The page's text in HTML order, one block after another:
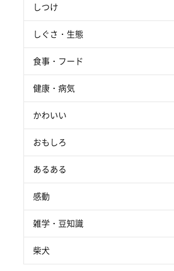
しつけ
しぐさ・生態
食事・フード
健康・病気
かわいい
おもしろ
あるある
感動
雑学・豆知識
柴犬